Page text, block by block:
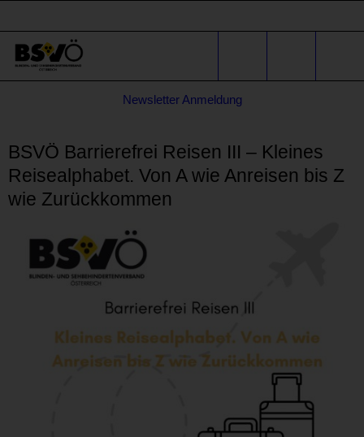
Stichwortsuche
Anfragen
Newsletter Anmeldung
BSVÖ Barrierefrei Reisen III – Kleines
Reisealphabet. Von A wie Anreisen bis Z
wie Zurückkommen